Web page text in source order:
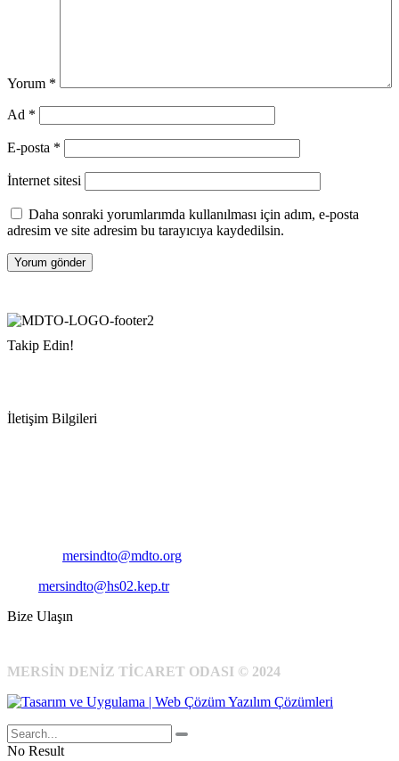
Yorum *
Ad *
E-posta *
İnternet sitesi
Daha sonraki yorumlarımda kullanılması için adım, e-posta
adresim ve site adresim bu tarayıcıya kaydedilsin.
Takip Edin!
İletişim Bilgileri
mersindto@mdto.org
mersindto@hs02.kep.tr
Bize Ulaşın
MERSİN DENİZ TİCARET ODASI © 2024
No Result